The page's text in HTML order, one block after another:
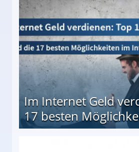
Im Internet Geld
17 besten